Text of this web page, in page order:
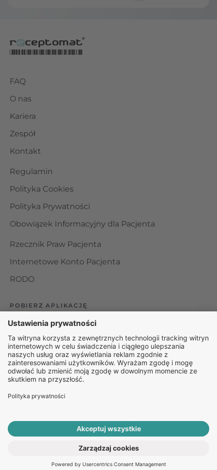
ROZPOCZNIJ E-KONSULTACJĘ
FAQ
O nas
Kariera
Zespół
Kontakt
Regulamin
Polityka Cookies
Polityka Prywatności
Obowiązek Informacyjny dla Pacjenta
Rzecznik Praw Pacjenta
Internetowe Konto Pacjenta
RODO
POBIERZ APLIKACJĘ
Organizator udzielania świadczeń telemedycznych jest
podmiotem leczniczym w rozumieniu ustawy z dnia 15
kwietnia 2011 roku o działalności leczniczej, wpisanym do
rejestru podmiotów wykonujących działalność leczniczą pod
numerem: 000000229172.